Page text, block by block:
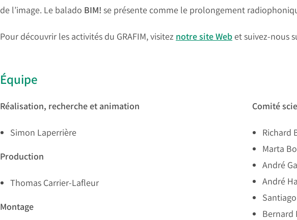
de l’image. Le balado BIM! se présente comme le prolongement
Pour découvrir les activités du GRAFIM, visitez notresite Web et suivez-nous
Équipe
Réalisation, recherche et animation
Simon Laperrière
Production
Thomas Carrier-Lafleur
Montage
Comité
Richard
Marta
André
André
Bernard